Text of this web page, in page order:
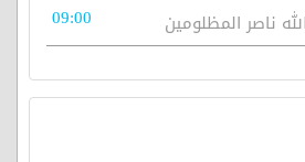
09:00